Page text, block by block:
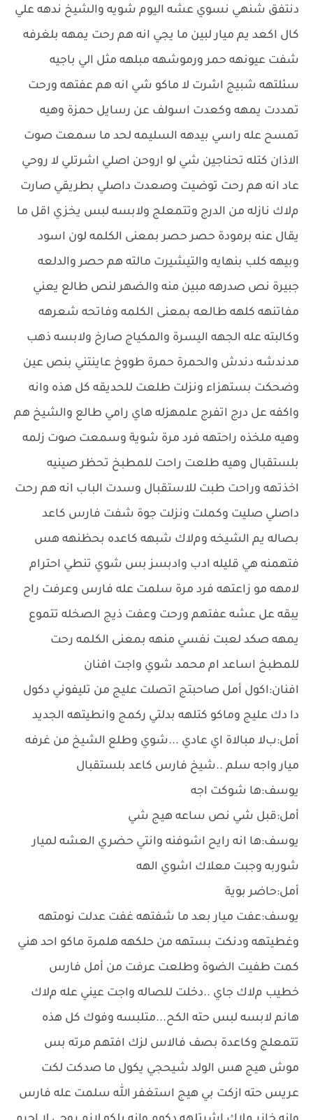
دنتفق شنهي نسوي عشه اليوم شويه والشيخ ندهه علي
كال اكعد يم ميار لبين ما يجي انه هم رحت يمهه بلغرفه
شفت عيونهه حمر ورموشهه مبلهه مثل الي باجيه
سئلتهه شبيج اشرت ﻻ ماكو شي انه هم عفتهه ورحت
تمددت يمهه وكعدت اسولف عن رسايل حمزة وهيه
تمسح عله راسي بيدهه السليمه لحد ما سمعت صوت
الاذان كتله تحناجين شي لو اروحن اصلي اشرتلي ﻻ روحي
عاد انه هم رحت توضيت وصعدت داصلي بطريقي صارت
مﻻك نازله من الدرج وتتمعلج وﻻبسه لبس يخزي اقل ما
يقال عنه برمودة حصر حصر بمعنى الكلمه لون اسود
وبيهه كلب بنهايه والتيشيرت مالته هم حصر والدلعه
جبيرة نص صدرهه مبين منه والضهر لنص طالع يعني
مفاتنهه كلهه طالعه بمعنى الكلمه وفاتحه شعرهه
وكالبته عله الجهه اليسرة والمكياج صارخ وﻻبسه ذهب
مدندشه دندش والحمرة حمرة طووخ عاينتني بنص عين
وضحكت بستهزاء ونزلت طلعت للحديقه كل هذه وانه
واكفه عل درج اتفرج علمهزله هاي رامي طالع والشيخ هم
وهيه ملخذه راحتهه فرد مرة شوية وسمعت صوت زلمه
بلستقبال وهيه طلعت راحت للمطبخ تحظر صينيه
اخذتهه وراحت طبت للاستقبال وسدت الباب انه هم رحت
داصلي صليت وكملت ونزلت جوة شفت فارس كاعد
بصاله يم الشيخه ومﻻك شبهه كاعده بحظنهه هس
فتهمنه هي قليله ادب وادبسز بس شوي تنطي احترام
ﻻمهه مو زاعتهه فرد مرة سلمت عله فارس وعرفت راح
يبقه عل عشه عفتهم ورحت وعفت ذيج الصخله تتموع
يمهه صكد لعبت نفسي منهه بمعنى الكلمه رحت
للمطبخ اساعد ام محمد شوي واجت افنان
افنان:اكول أمل صاحبتج اتصلت عليج من تليفوني دكول
دا دك عليج وماكو كتلهه بدلتي ركمج وانطيتهه الجديد
أمل:بﻻ مبالاة اي عادي ...شوي وطلع الشيخ من غرفه
ميار واجه سلم ..شيخ فارس كاعد بلستقبال
يوسف:ها شوكت اجه
أمل:قبل شي نص ساعه هيج شي
يوسف:ها انه رايح اشوفنه وانتي حضري العشه لميار
شوربه وجبت معلاك اشوي الهه
أمل:حاضر بوية
يوسف:عفت ميار بعد ما شفتهه غفت عدلت نومتهه
وغطيتهه ودنكت بستهه من حلكهه هلمرة ماكو احد هني
كمت طفيت الضوة وطلعت عرفت من أمل فارس
خطيب مﻻك جاي ..دخلت للصاله واجت عيني عله مﻻك
هانم ﻻبسه لبس حته الكح...متلبسه وفوك كل هذه
تتمعلج وكاعدة بصف فاﻻس لزك افتهم مرته بس
موش هيج هس الولد شيحجي يكول ما صدكت لكت
عريس حته ازكت بي هيج استغفر الله سلمت عله فارس